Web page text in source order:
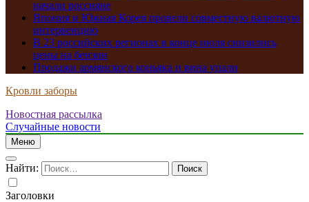
начали россияне
Япония и Южная Корея провели совместную валютную
интервенцию
В 23 российских регионах в конце июля снизились
цены на бензин
Продажи армянского коньяка и вина упали
Кровли заборы
Новостная рассылка
Случайные новости
Меню
Найти:
Заголовки